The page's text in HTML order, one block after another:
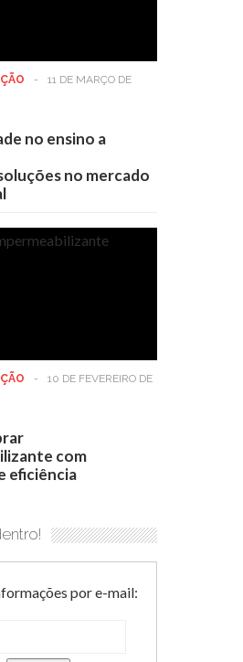
-
11 DE MARÇO DE
no ensino a
no mercado
-
10 DE FEVEREIRO DE
com
eficiência
por e-mail: